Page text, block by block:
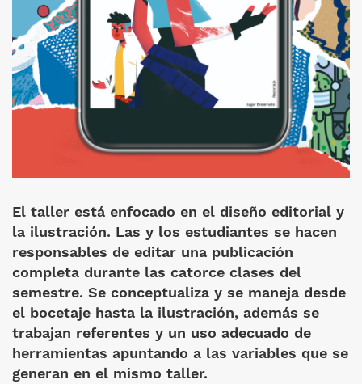
El taller está enfocado en el diseño editorial y
la ilustración. Las y los estudiantes se hacen
responsables de editar una publicación
completa durante las catorce clases del
semestre. Se conceptualiza y se maneja desde
el bocetaje hasta la ilustración, además se
trabajan referentes y un uso adecuado de
herramientas apuntando a las variables que se
generan en el mismo taller.